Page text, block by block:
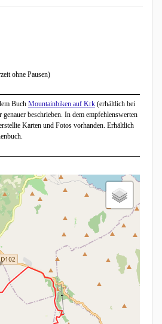
ohne Pausen)
Buch Mountainbiken auf Krk (erhältlich bei
beschrieben. In dem empfehlenswerten
Karten und Fotos vorhanden. Erhältlich
keys to navigate in the list